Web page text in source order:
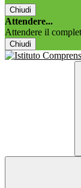
Chiudi
Attendere...
Attendere il
Chiudi